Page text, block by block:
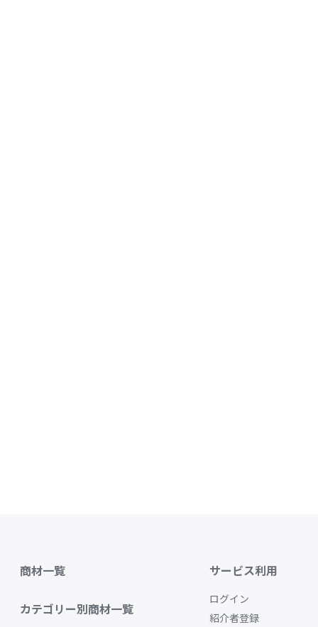
商材一覧
カテゴリー別商材一覧
サービス利用
ログイン
紹介者登録